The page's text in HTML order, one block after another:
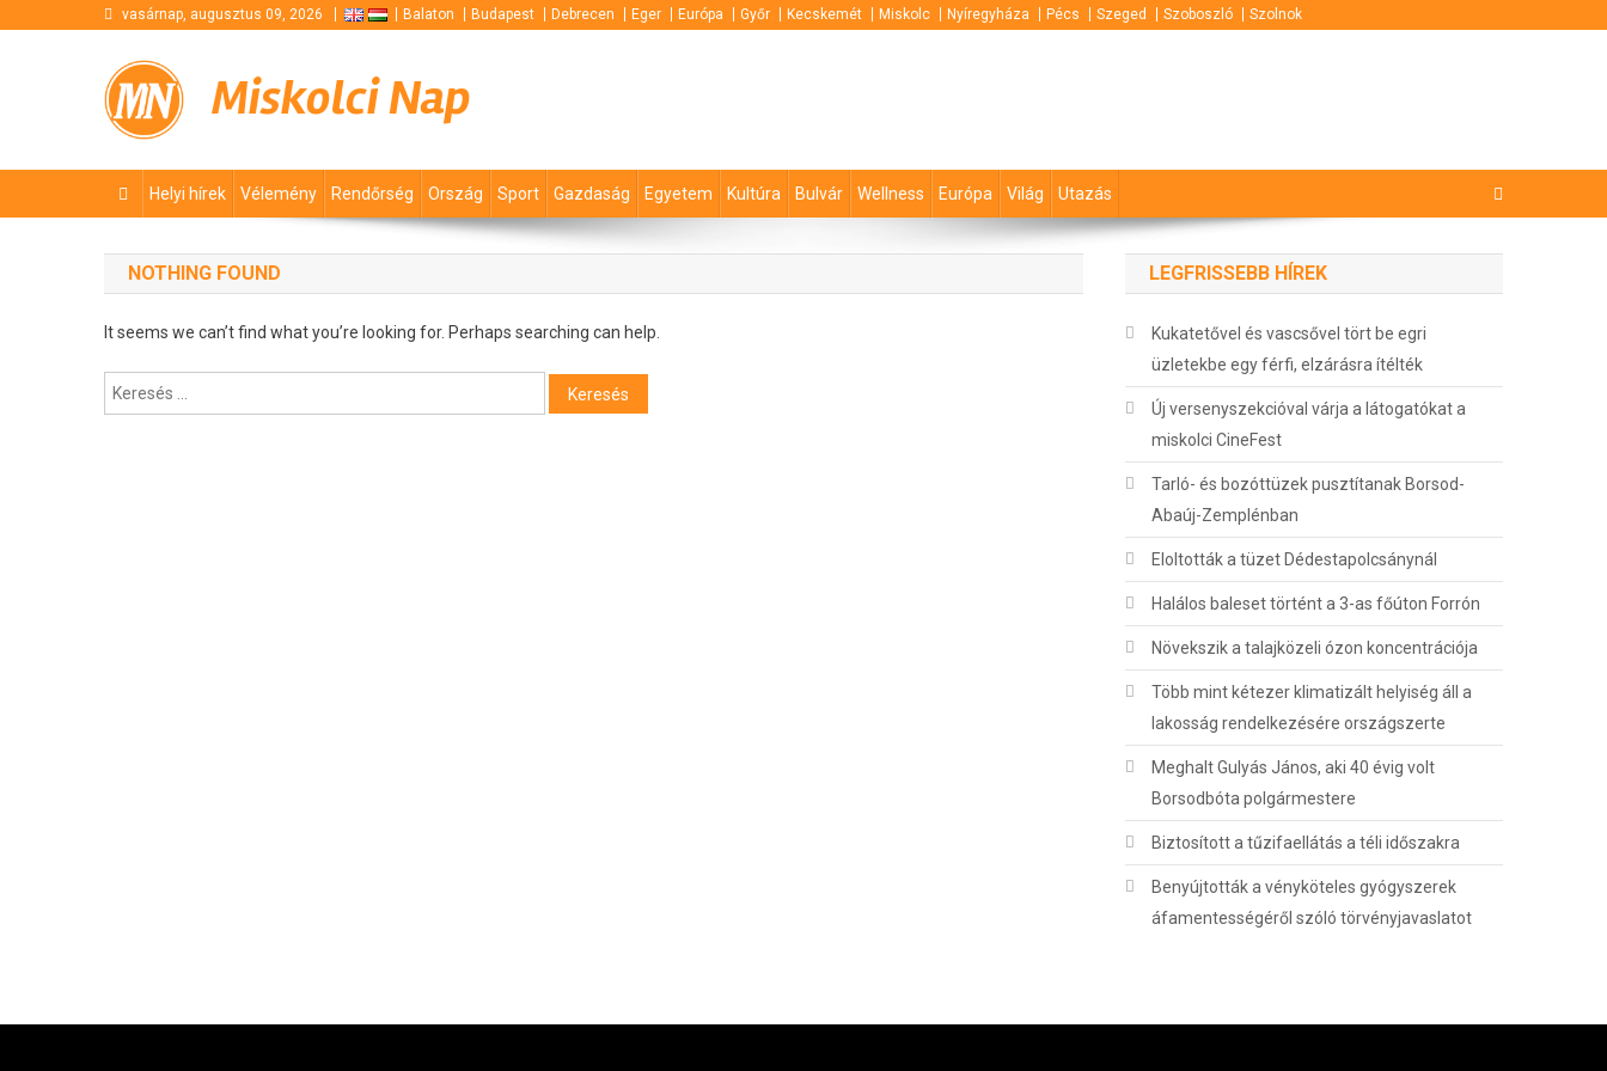
vasárnap, augusztus 09, 2026 Balaton Budapest Debrecen Eger Európa Győr Kecskemét Miskolc Nyíregyháza Pécs Szeged Szoboszló Szolnok
Miskolci Nap
Helyi hírek Vélemény Rendőrség Ország Sport Gazdaság Egyetem Kultúra Bulvár Wellness Európa Világ Utazás
NOTHING FOUND
It seems we can’t find what you’re looking for. Perhaps searching can help.
Keresés:
LEGFRISSEBB HÍREK
Kukatetővel és vascsővel tört be egri
üzletekbe egy férfi, elzárásra ítélték
Új versenyszekcióval várja a látogatókat a
miskolci CineFest
Tarló- és bozóttüzek pusztítanak Borsod-
Abaúj-Zemplénban
Eloltották a tüzet Dédestapolcsánynál
Halálos baleset történt a 3-as főúton Forrón
Növekszik a talajközeli ózon koncentrációja
Több mint kétezer klimatizált helyiség áll a
lakosság rendelkezésére országszerte
Meghalt Gulyás János, aki 40 évig volt
Borsodbóta polgármestere
Biztosított a tűzifaellátás a téli időszakra
Benyújtották a vényköteles gyógyszerek
áfamentességéről szóló törvényjavaslatot